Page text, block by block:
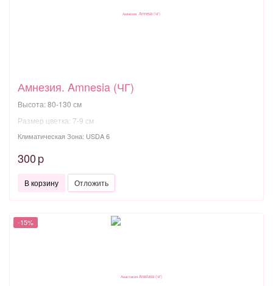
Амнезия. Amnesia (ЧГ)
Высота: 80-130 см
Размер цветка: 7-9 см
Климатическая Зона: USDA 6
300 p
В корзину Отложить
-15%